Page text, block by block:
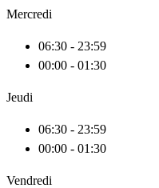
Mercredi
06:30 - 23:59
00:00 - 01:30
Jeudi
06:30 - 23:59
00:00 - 01:30
Vendredi